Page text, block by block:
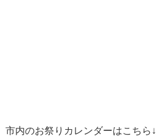
市内のお祭りカレンダーはこちら